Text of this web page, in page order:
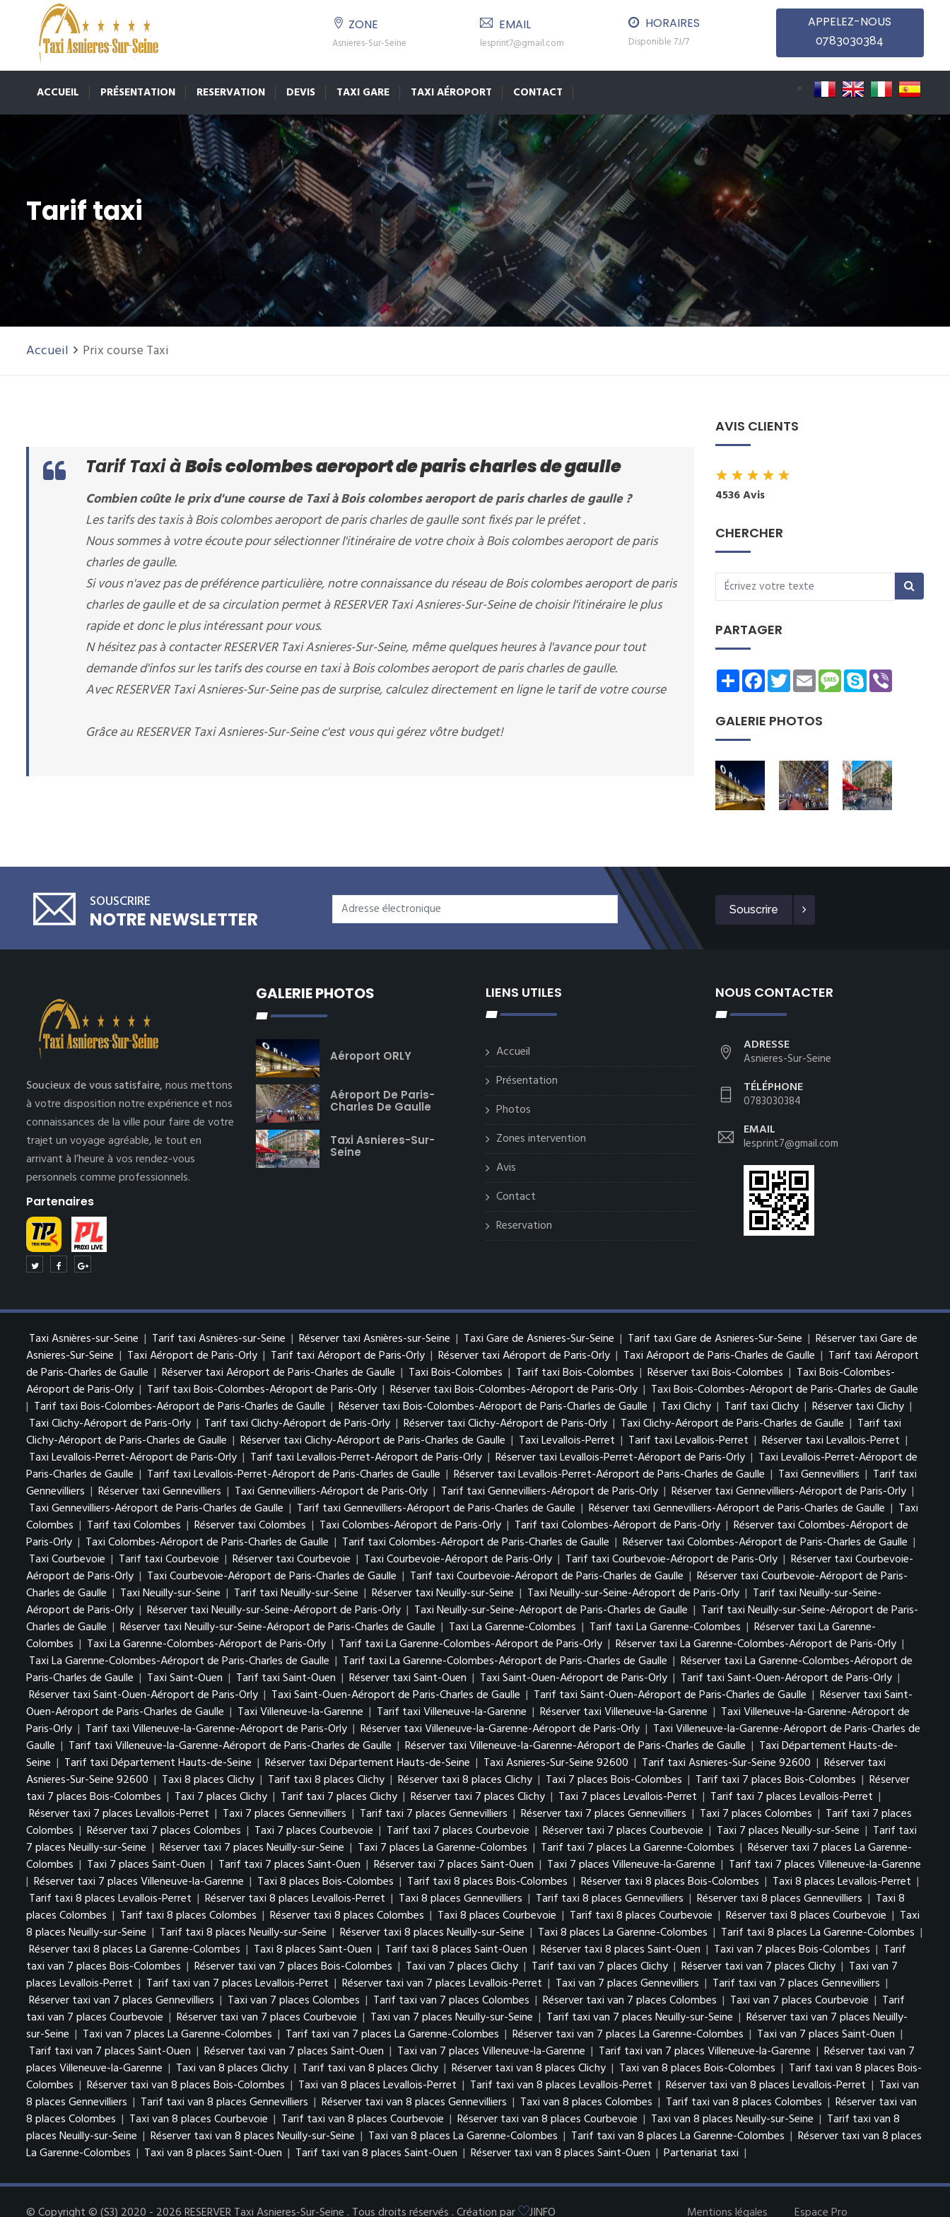
ZONE
Asnieres-Sur-Seine
EMAIL
lesprint7@gmail.com
HORAIRES
Disponible 7J/7
APPELEZ-NOUS
0783030384
ACCUEIL PRÉSENTATION RESERVATION DEVIS TAXI GARE TAXI AÉROPORT CONTACT
Tarif taxi
Accueil Prix course Taxi
Tarif Taxi àBois colombes aeroport de paris charles de gaulle
Combien coûte le prix d'une course de Taxi à Bois colombes aeroport de paris charles de gaulle ?
Les tarifs des taxis à Bois colombes aeroport de paris charles de gaulle sont fixés par le préfet .
Nous sommes à votre écoute pour sélectionner l'itinéraire de votre choix à Bois colombes aeroport de paris
charles de gaulle.
Si vous n'avez pas de préférence particulière, notre connaissance du réseau de Bois colombes aeroport de paris
charles de gaulle et de sa circulation permet à RESERVER Taxi Asnieres-Sur-Seine de choisir l'itinéraire le plus
rapide et donc le plus intéressant pour vous.
N hésitez pas à contacter RESERVER Taxi Asnieres-Sur-Seine, même quelques heures à l'avance pour tout
demande d'infos sur les tarifs des course en taxi à Bois colombes aeroport de paris charles de gaulle.
Avec RESERVER Taxi Asnieres-Sur-Seine pas de surprise, calculez directement en ligne le tarif de votre course
Grâce au RESERVER Taxi Asnieres-Sur-Seine c'est vous qui gérez vôtre budget!
AVIS CLIENTS
★★★★★
4536 Avis
CHERCHER
PARTAGER
ShareFacebookTwitterEmailMessage
Skype
GALERIE PHOTOS
SOUSCRIRE
NOTRE NEWSLETTER Souscrire
Soucieux de vous satisfaire,nous mettons
à votre disposition notre expérience et nos
connaissances de la ville pour faire de votre
trajet un voyage agréable, le tout en
arrivant à l’heure à vos rendez-vous
personnels comme professionnels.
Partenaires
GALERIE PHOTOS
Aéroport ORLY
Aéroport De Paris-
Charles De Gaulle
Taxi Asnieres-Sur-
Seine
LIENS UTILES
Accueil
Présentation
Photos
Zones intervention
Avis
Contact
Reservation
NOUS CONTACTER
ADRESSE
Asnieres-Sur-Seine
TÉLÉPHONE
0783030384
EMAIL
lesprint7@gmail.com
Taxi Asnières-sur-Seine | Tarif taxi Asnières-sur-Seine | Réserver taxi Asnières-sur-Seine | Taxi Gare de Asnieres-Sur-Seine | Tarif taxi Gare de Asnieres-Sur-Seine | Réserver taxi Gare de
Asnieres-Sur-Seine | Taxi Aéroport de Paris-Orly | Tarif taxi Aéroport de Paris-Orly | Réserver taxi Aéroport de Paris-Orly | Taxi Aéroport de Paris-Charles de Gaulle | Tarif taxi Aéroport
de Paris-Charles de Gaulle | Réserver taxi Aéroport de Paris-Charles de Gaulle | Taxi Bois-Colombes | Tarif taxi Bois-Colombes | Réserver taxi Bois-Colombes | Taxi Bois-Colombes-
Aéroport de Paris-Orly | Tarif taxi Bois-Colombes-Aéroport de Paris-Orly | Réserver taxi Bois-Colombes-Aéroport de Paris-Orly | Taxi Bois-Colombes-Aéroport de Paris-Charles de Gaulle
| Tarif taxi Bois-Colombes-Aéroport de Paris-Charles de Gaulle | Réserver taxi Bois-Colombes-Aéroport de Paris-Charles de Gaulle | Taxi Clichy | Tarif taxi Clichy | Réserver taxi Clichy |
Taxi Clichy-Aéroport de Paris-Orly | Tarif taxi Clichy-Aéroport de Paris-Orly | Réserver taxi Clichy-Aéroport de Paris-Orly | Taxi Clichy-Aéroport de Paris-Charles de Gaulle | Tarif taxi
Clichy-Aéroport de Paris-Charles de Gaulle | Réserver taxi Clichy-Aéroport de Paris-Charles de Gaulle | Taxi Levallois-Perret | Tarif taxi Levallois-Perret | Réserver taxi Levallois-Perret |
Taxi Levallois-Perret-Aéroport de Paris-Orly | Tarif taxi Levallois-Perret-Aéroport de Paris-Orly | Réserver taxi Levallois-Perret-Aéroport de Paris-Orly | Taxi Levallois-Perret-Aéroport de
Paris-Charles de Gaulle | Tarif taxi Levallois-Perret-Aéroport de Paris-Charles de Gaulle | Réserver taxi Levallois-Perret-Aéroport de Paris-Charles de Gaulle | Taxi Gennevilliers | Tarif taxi
Gennevilliers | Réserver taxi Gennevilliers | Taxi Gennevilliers-Aéroport de Paris-Orly | Tarif taxi Gennevilliers-Aéroport de Paris-Orly | Réserver taxi Gennevilliers-Aéroport de Paris-Orly |
Taxi Gennevilliers-Aéroport de Paris-Charles de Gaulle | Tarif taxi Gennevilliers-Aéroport de Paris-Charles de Gaulle | Réserver taxi Gennevilliers-Aéroport de Paris-Charles de Gaulle | Taxi
Colombes | Tarif taxi Colombes | Réserver taxi Colombes | Taxi Colombes-Aéroport de Paris-Orly | Tarif taxi Colombes-Aéroport de Paris-Orly | Réserver taxi Colombes-Aéroport de
Paris-Orly | Taxi Colombes-Aéroport de Paris-Charles de Gaulle | Tarif taxi Colombes-Aéroport de Paris-Charles de Gaulle | Réserver taxi Colombes-Aéroport de Paris-Charles de Gaulle |
Taxi Courbevoie | Tarif taxi Courbevoie | Réserver taxi Courbevoie | Taxi Courbevoie-Aéroport de Paris-Orly | Tarif taxi Courbevoie-Aéroport de Paris-Orly | Réserver taxi Courbevoie-
Aéroport de Paris-Orly | Taxi Courbevoie-Aéroport de Paris-Charles de Gaulle | Tarif taxi Courbevoie-Aéroport de Paris-Charles de Gaulle | Réserver taxi Courbevoie-Aéroport de Paris-
Charles de Gaulle | Taxi Neuilly-sur-Seine | Tarif taxi Neuilly-sur-Seine | Réserver taxi Neuilly-sur-Seine | Taxi Neuilly-sur-Seine-Aéroport de Paris-Orly | Tarif taxi Neuilly-sur-Seine-
Aéroport de Paris-Orly | Réserver taxi Neuilly-sur-Seine-Aéroport de Paris-Orly | Taxi Neuilly-sur-Seine-Aéroport de Paris-Charles de Gaulle | Tarif taxi Neuilly-sur-Seine-Aéroport de Paris-
Charles de Gaulle | Réserver taxi Neuilly-sur-Seine-Aéroport de Paris-Charles de Gaulle | Taxi La Garenne-Colombes | Tarif taxi La Garenne-Colombes | Réserver taxi La Garenne-
Colombes | Taxi La Garenne-Colombes-Aéroport de Paris-Orly | Tarif taxi La Garenne-Colombes-Aéroport de Paris-Orly | Réserver taxi La Garenne-Colombes-Aéroport de Paris-Orly |
Taxi La Garenne-Colombes-Aéroport de Paris-Charles de Gaulle | Tarif taxi La Garenne-Colombes-Aéroport de Paris-Charles de Gaulle | Réserver taxi La Garenne-Colombes-Aéroport de
Paris-Charles de Gaulle | Taxi Saint-Ouen | Tarif taxi Saint-Ouen | Réserver taxi Saint-Ouen | Taxi Saint-Ouen-Aéroport de Paris-Orly | Tarif taxi Saint-Ouen-Aéroport de Paris-Orly |
Réserver taxi Saint-Ouen-Aéroport de Paris-Orly | Taxi Saint-Ouen-Aéroport de Paris-Charles de Gaulle | Tarif taxi Saint-Ouen-Aéroport de Paris-Charles de Gaulle | Réserver taxi Saint-
Ouen-Aéroport de Paris-Charles de Gaulle | Taxi Villeneuve-la-Garenne | Tarif taxi Villeneuve-la-Garenne | Réserver taxi Villeneuve-la-Garenne | Taxi Villeneuve-la-Garenne-Aéroport de
Paris-Orly | Tarif taxi Villeneuve-la-Garenne-Aéroport de Paris-Orly | Réserver taxi Villeneuve-la-Garenne-Aéroport de Paris-Orly | Taxi Villeneuve-la-Garenne-Aéroport de Paris-Charles de
Gaulle | Tarif taxi Villeneuve-la-Garenne-Aéroport de Paris-Charles de Gaulle | Réserver taxi Villeneuve-la-Garenne-Aéroport de Paris-Charles de Gaulle | Taxi Département Hauts-de-
Seine | Tarif taxi Département Hauts-de-Seine | Réserver taxi Département Hauts-de-Seine | Taxi Asnieres-Sur-Seine 92600 | Tarif taxi Asnieres-Sur-Seine 92600 | Réserver taxi
Asnieres-Sur-Seine 92600 | Taxi 8 places Clichy | Tarif taxi 8 places Clichy | Réserver taxi 8 places Clichy | Taxi 7 places Bois-Colombes | Tarif taxi 7 places Bois-Colombes | Réserver
taxi 7 places Bois-Colombes | Taxi 7 places Clichy | Tarif taxi 7 places Clichy | Réserver taxi 7 places Clichy | Taxi 7 places Levallois-Perret | Tarif taxi 7 places Levallois-Perret |
Réserver taxi 7 places Levallois-Perret | Taxi 7 places Gennevilliers | Tarif taxi 7 places Gennevilliers | Réserver taxi 7 places Gennevilliers | Taxi 7 places Colombes | Tarif taxi 7 places
Colombes | Réserver taxi 7 places Colombes | Taxi 7 places Courbevoie | Tarif taxi 7 places Courbevoie | Réserver taxi 7 places Courbevoie | Taxi 7 places Neuilly-sur-Seine | Tarif taxi
7 places Neuilly-sur-Seine | Réserver taxi 7 places Neuilly-sur-Seine | Taxi 7 places La Garenne-Colombes | Tarif taxi 7 places La Garenne-Colombes | Réserver taxi 7 places La Garenne-
Colombes | Taxi 7 places Saint-Ouen | Tarif taxi 7 places Saint-Ouen | Réserver taxi 7 places Saint-Ouen | Taxi 7 places Villeneuve-la-Garenne | Tarif taxi 7 places Villeneuve-la-Garenne
| Réserver taxi 7 places Villeneuve-la-Garenne | Taxi 8 places Bois-Colombes | Tarif taxi 8 places Bois-Colombes | Réserver taxi 8 places Bois-Colombes | Taxi 8 places Levallois-Perret |
Tarif taxi 8 places Levallois-Perret | Réserver taxi 8 places Levallois-Perret | Taxi 8 places Gennevilliers | Tarif taxi 8 places Gennevilliers | Réserver taxi 8 places Gennevilliers | Taxi 8
places Colombes | Tarif taxi 8 places Colombes | Réserver taxi 8 places Colombes | Taxi 8 places Courbevoie | Tarif taxi 8 places Courbevoie | Réserver taxi 8 places Courbevoie | Taxi
8 places Neuilly-sur-Seine | Tarif taxi 8 places Neuilly-sur-Seine | Réserver taxi 8 places Neuilly-sur-Seine | Taxi 8 places La Garenne-Colombes | Tarif taxi 8 places La Garenne-Colombes |
Réserver taxi 8 places La Garenne-Colombes | Taxi 8 places Saint-Ouen | Tarif taxi 8 places Saint-Ouen | Réserver taxi 8 places Saint-Ouen | Taxi van 7 places Bois-Colombes | Tarif
taxi van 7 places Bois-Colombes | Réserver taxi van 7 places Bois-Colombes | Taxi van 7 places Clichy | Tarif taxi van 7 places Clichy | Réserver taxi van 7 places Clichy | Taxi van 7
places Levallois-Perret | Tarif taxi van 7 places Levallois-Perret | Réserver taxi van 7 places Levallois-Perret | Taxi van 7 places Gennevilliers | Tarif taxi van 7 places Gennevilliers |
Réserver taxi van 7 places Gennevilliers | Taxi van 7 places Colombes | Tarif taxi van 7 places Colombes | Réserver taxi van 7 places Colombes | Taxi van 7 places Courbevoie | Tarif
taxi van 7 places Courbevoie | Réserver taxi van 7 places Courbevoie | Taxi van 7 places Neuilly-sur-Seine | Tarif taxi van 7 places Neuilly-sur-Seine | Réserver taxi van 7 places Neuilly-
sur-Seine | Taxi van 7 places La Garenne-Colombes | Tarif taxi van 7 places La Garenne-Colombes | Réserver taxi van 7 places La Garenne-Colombes | Taxi van 7 places Saint-Ouen |
Tarif taxi van 7 places Saint-Ouen | Réserver taxi van 7 places Saint-Ouen | Taxi van 7 places Villeneuve-la-Garenne | Tarif taxi van 7 places Villeneuve-la-Garenne | Réserver taxi van 7
places Villeneuve-la-Garenne | Taxi van 8 places Clichy | Tarif taxi van 8 places Clichy | Réserver taxi van 8 places Clichy | Taxi van 8 places Bois-Colombes | Tarif taxi van 8 places Bois-
Colombes | Réserver taxi van 8 places Bois-Colombes | Taxi van 8 places Levallois-Perret | Tarif taxi van 8 places Levallois-Perret | Réserver taxi van 8 places Levallois-Perret | Taxi van
8 places Gennevilliers | Tarif taxi van 8 places Gennevilliers | Réserver taxi van 8 places Gennevilliers | Taxi van 8 places Colombes | Tarif taxi van 8 places Colombes | Réserver taxi van
8 places Colombes | Taxi van 8 places Courbevoie | Tarif taxi van 8 places Courbevoie | Réserver taxi van 8 places Courbevoie | Taxi van 8 places Neuilly-sur-Seine | Tarif taxi van 8
places Neuilly-sur-Seine | Réserver taxi van 8 places Neuilly-sur-Seine | Taxi van 8 places La Garenne-Colombes | Tarif taxi van 8 places La Garenne-Colombes | Réserver taxi van 8 places
La Garenne-Colombes | Taxi van 8 places Saint-Ouen | Tarif taxi van 8 places Saint-Ouen | Réserver taxi van 8 places Saint-Ouen | Partenariat taxi |
© Copyright © (S3) 2020 - 2026 RESERVER Taxi Asnieres-Sur-Seine . Tous droits réservés . Création par JINFO Mentions légales Espace Pro